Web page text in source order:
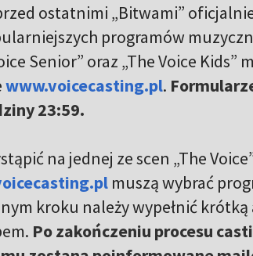
ostatnimi „Bitwami”
programów
Senior” oraz „The Voice Kids”
www.voicecasting.pl.
23:59.
na jednej ze scen „The
muszą wybrać
kroku należy wypełnić
Po zakończeniu procesu